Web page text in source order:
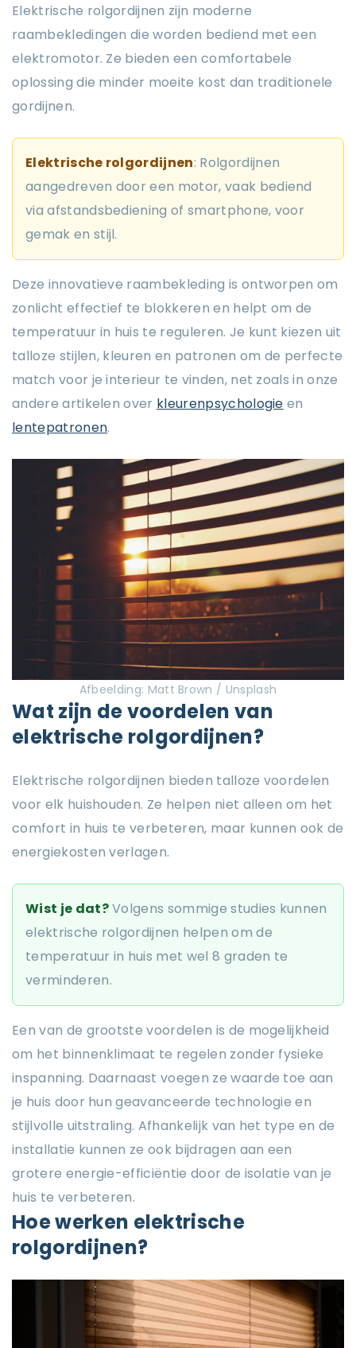
Elektrische rolgordijnen zijn moderne
raambekledingen die worden bediend met een
elektromotor. Ze bieden een comfortabele
oplossing die minder moeite kost dan traditionele
gordijnen.
Elektrische rolgordijnen: Rolgordijnen
aangedreven door een motor, vaak bediend
via afstandsbediening of smartphone, voor
gemak en stijl.
Deze innovatieve raambekleding is ontworpen om
zonlicht effectief te blokkeren en helpt om de
temperatuur in huis te reguleren. Je kunt kiezen uit
talloze stijlen, kleuren en patronen om de perfecte
match voor je interieur te vinden, net zoals in onze
andere artikelen over kleurenpsychologie en
lentepatronen.
Afbeelding: Matt Brown / Unsplash
Wat zijn de voordelen van
elektrische rolgordijnen?
Elektrische rolgordijnen bieden talloze voordelen
voor elk huishouden. Ze helpen niet alleen om het
comfort in huis te verbeteren, maar kunnen ook de
energiekosten verlagen.
Wist je dat?Volgens sommige studies kunnen
elektrische rolgordijnen helpen om de
temperatuur in huis met wel 8 graden te
verminderen.
Een van de grootste voordelen is de mogelijkheid
om het binnenklimaat te regelen zonder fysieke
inspanning. Daarnaast voegen ze waarde toe aan
je huis door hun geavanceerde technologie en
stijlvolle uitstraling. Afhankelijk van het type en de
installatie kunnen ze ook bijdragen aan een
grotere energie-efficiëntie door de isolatie van je
huis te verbeteren.
Hoe werken elektrische
rolgordijnen?